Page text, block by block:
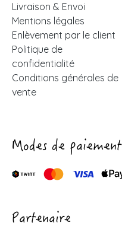
Livraison & Envoi
Mentions légales
Enlèvement par le client
Politique de
confidentialité
Conditions générales de
vente
Modes de paiement
Partenaire